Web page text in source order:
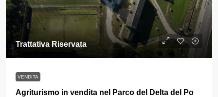
Trattativa Riservata
VENDITA
Agriturismo in vendita nel Parco del Delta del Po